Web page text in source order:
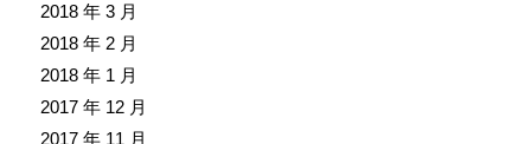
2018 年 3 月
2018 年 2 月
2018 年 1 月
2017 年 12 月
2017 年 11 月